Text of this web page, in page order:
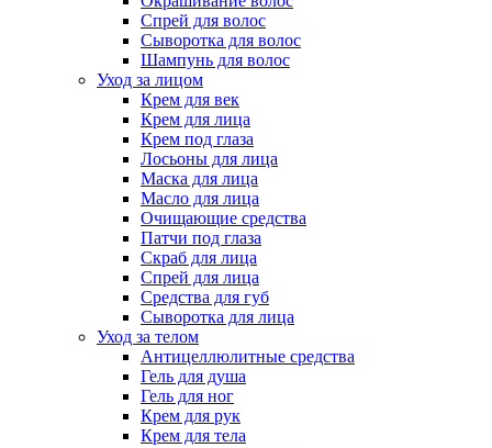
Спрей для волос
Сыворотка для волос
Шампунь для волос
Уход за лицом
Крем для век
Крем для лица
Крем под глаза
Лосьоны для лица
Маска для лица
Масло для лица
Очищающие средства
Патчи под глаза
Скраб для лица
Спрей для лица
Средства для губ
Сыворотка для лица
Уход за телом
Антицеллюлитные средства
Гель для душа
Гель для ног
Крем для рук
Крем для тела